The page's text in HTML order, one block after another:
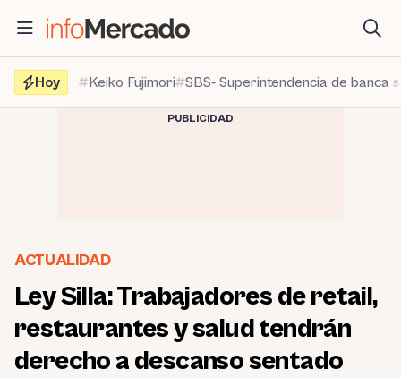
contenido
Hoy
Keiko Fujimori SBS- Superintendencia de banca
PUBLICIDAD
ACTUALIDAD
Ley Silla: Trabajadores de retail,
restaurantes y salud tendrán
derecho a descanso sentado